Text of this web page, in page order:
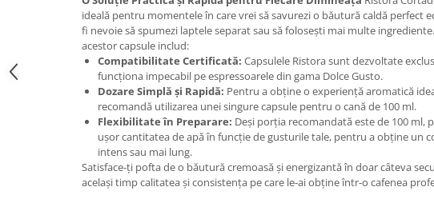
ideală pentru momentele în care vrei să savurezi o băutură caldă perfect
fi nevoie să spumezi laptele separat sau să folosești mai multe
acestor capsule includ:
Compatibilitate Certificată: Capsulele Ristora sunt dezvoltate
funcționa impecabil pe espressoarele din gama Dolce Gusto.
Dozare Simplă și Rapidă: Pentru a obține o experiență aromatică
recomandă utilizarea unei singure capsule pentru o cană de 100 ml.
Flexibilitate în Preparare: Deși porția recomandată este de 100 ml,
ușor cantitatea de apă în funcție de gusturile tale, pentru a obține un
intens sau mai lung.
Satisface-ți pofta de o băutură cremoasă și energizantă în doar câteva
același timp calitatea și consistența pe care le-ai obține într-o cafenea